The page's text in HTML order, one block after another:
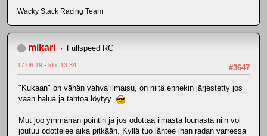
Wacky Stack Racing Team
mikari Fullspeed RC
#3647
17.06.19 - klo: 13.34
"Kukaan" on vähän vahva ilmaisu, on niitä ennekin järjestetty jos
vaan halua ja tahtoa löytyy
Mut joo ymmärrän pointin ja jos odottaa ilmasta lounasta niin voi
joutuu odottelee aika pitkään. Kyllä tuo lähtee ihan radan varressa